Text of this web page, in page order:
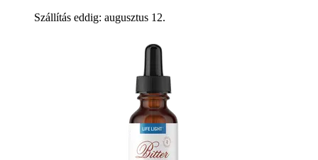
Szállítás eddig: augusztus 12.